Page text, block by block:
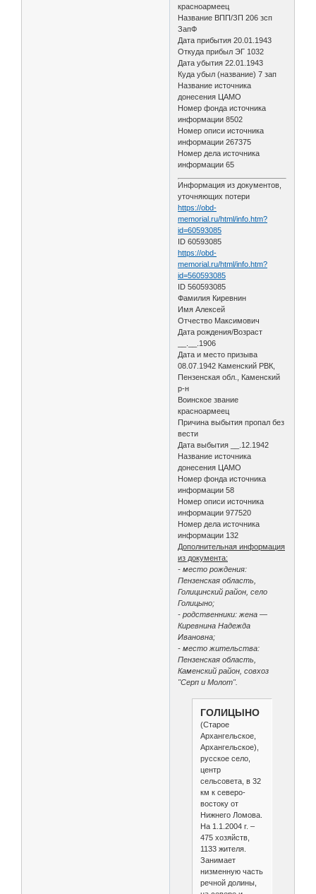
красноармеец
Название ВПП/ЗП 206 зсп
ЗапФ
Дата прибытия 20.01.1943
Откуда прибыл ЭГ 1032
Дата убытия 22.01.1943
Куда убыл (название) 7 зап
Название источника
донесения ЦАМО
Номер фонда источника
информации 8502
Номер описи источника
информации 267375
Номер дела источника
информации 65
Информация из документов,
уточняющих потери
https://obd-
memorial.ru/html/info.htm?
id=60593085
ID 60593085
https://obd-
memorial.ru/html/info.htm?
id=560593085
ID 560593085
Фамилия Киревнин
Имя Алексей
Отчество Максимович
Дата рождения/Возраст
__.__.1906
Дата и место призыва
08.07.1942 Каменский РВК,
Пензенская обл., Каменский
р-н
Воинское звание
красноармеец
Причина выбытия пропал без
вести
Дата выбытия __.12.1942
Название источника
донесения ЦАМО
Номер фонда источника
информации 58
Номер описи источника
информации 977520
Номер дела источника
информации 132
Дополнительная информация
из документа:
- место рождения:
Пензенская область,
Голицинский район, село
Голицыно;
- родственники: жена —
Киревнина Надежда
Ивановна;
- место жительства:
Пензенская область,
Каменский район, совхоз
"Серп и Молот".
ГОЛИЦЫНО
(Старое
Архангельское,
Архангельское),
русское село,
центр
сельсовета, в 32
км к северо-
востоку от
Нижнего Ломова.
На 1.1.2004 г. –
475 хозяйств,
1133 жителя.
Занимает
низменную часть
речной долины,